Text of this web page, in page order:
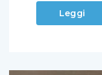
Leggi